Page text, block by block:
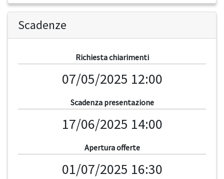
Scadenze
Richiesta chiarimenti
07/05/2025 12:00
Scadenza presentazione
17/06/2025 14:00
Apertura offerte
01/07/2025 16:30